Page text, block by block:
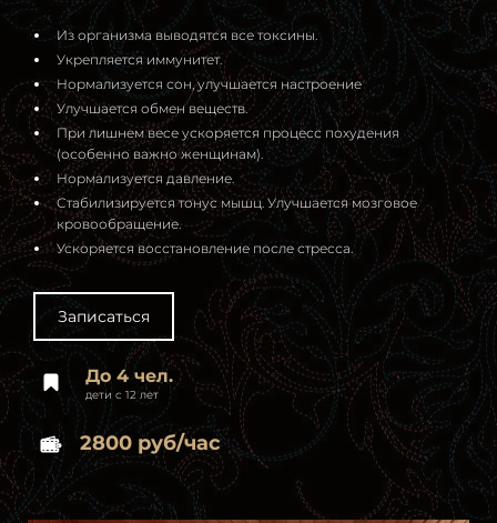
Из организма выводятся все токсины.
Укрепляется иммунитет.
Нормализуется сон, улучшается настроение
Улучшается обмен веществ.
При лишнем весе ускоряется процесс похудения
(особенно важно женщинам).
Нормализуется давление.
Стабилизируется тонус мышц. Улучшается мозговое
кровообращение.
Ускоряется восстановление после стресса.
Записаться
До 4 чел.
дети с 12 лет
2800 руб/час